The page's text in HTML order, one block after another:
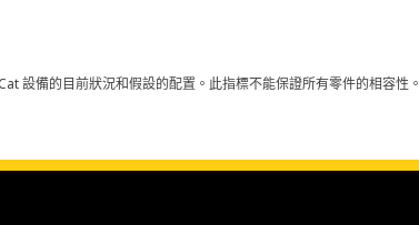
設備的目前狀況和假設的配置。此指標不能保證所有零件的相容性。